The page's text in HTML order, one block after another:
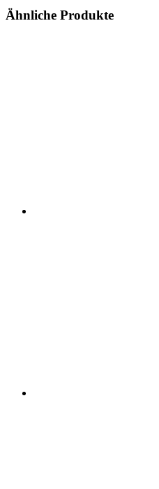
Ähnliche Produkte